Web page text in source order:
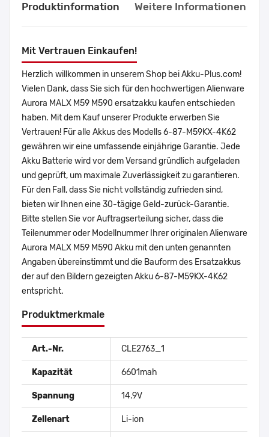
Produktinformation Weitere Informationen
Mit Vertrauen Einkaufen!
Herzlich willkommen in unserem Shop bei Akku-Plus.com!
Vielen Dank, dass Sie sich für den hochwertigen Alienware
Aurora MALX M59 M590 ersatzakku kaufen entschieden
haben. Mit dem Kauf unserer Produkte erwerben Sie
Vertrauen! Für alle Akkus des Modells 6-87-M59KX-4K62
gewähren wir eine umfassende einjährige Garantie. Jede
Akku Batterie wird vor dem Versand gründlich aufgeladen
und geprüft, um maximale Zuverlässigkeit zu garantieren.
Für den Fall, dass Sie nicht vollständig zufrieden sind,
bieten wir Ihnen eine 30-tägige Geld-zurück-Garantie.
Bitte stellen Sie vor Auftragserteilung sicher, dass die
Teilenummer oder Modellnummer Ihrer originalen Alienware
Aurora MALX M59 M590 Akku mit den unten genannten
Angaben übereinstimmt und die Bauform des Ersatzakkus
der auf den Bildern gezeigten Akku 6-87-M59KX-4K62
entspricht.
Produktmerkmale
Art.-Nr. CLE2763_1
Kapazität 6601mah
Spannung 14.9V
Zellenart Li-ion